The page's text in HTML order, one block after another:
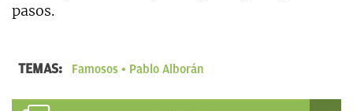
pasos.
TEMAS: Famosos Pablo Alborán